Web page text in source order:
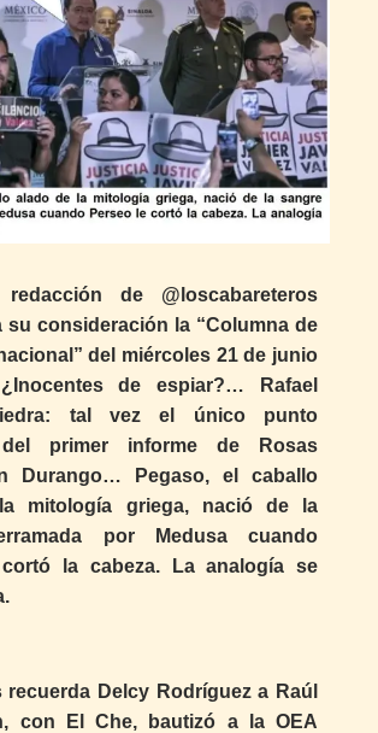
de @loscabareteros
su consideración la “Columna de
del miércoles 21 de junio
de espiar?… Rafael
tal vez el único punto
del primer informe de Rosas
Durango… Pegaso, el caballo
mitología griega, nació de la
por Medusa cuando
la cabeza. La analogía se
recuerda Delcy Rodríguez a Raúl
con El Che, bautizó a la OEA